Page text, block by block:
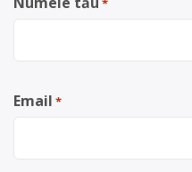
*
Email *